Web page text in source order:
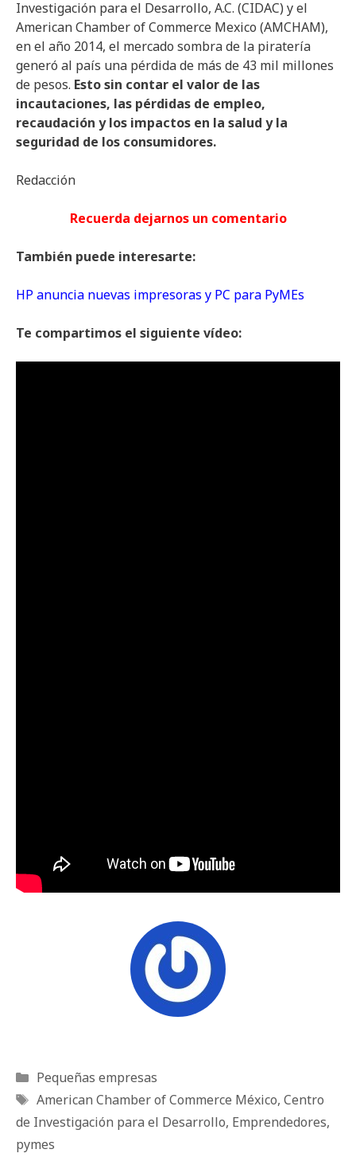
Investigación para el Desarrollo, A.C. (CIDAC) y el
American Chamber of Commerce Mexico (AMCHAM),
en el año 2014, el mercado sombra de la piratería
generó al país una pérdida de más de 43 mil millones
de pesos. Esto sin contar el valor de las
incautaciones, las pérdidas de empleo,
recaudación y los impactos en la salud y la
seguridad de los consumidores.
Redacción
Recuerda dejarnos un comentario
También puede interesarte:
HP anuncia nuevas impresoras y PC para PyMEs
Te compartimos el siguiente vídeo:
Categorías
Pequeñas empresas
Etiquetas
American Chamber of Commerce México, Centro
de Investigación para el Desarrollo, Emprendedores,
pymes